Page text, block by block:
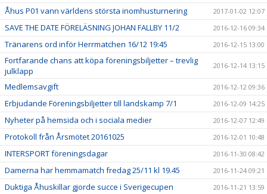
Åhus P01 vann världens största inomhusturnering 2017-01-02 12:07
SAVE THE DATE FÖRELÄSNING JOHAN FALLBY 11/2 2016-12-16 09:34
Tränarens ord inför Herrmatchen 16/12 19:45 2016-12-15 13:00
Fortfarande chans att köpa föreningsbiljetter – trevlig
julklapp
2016-12-14 13:15
Medlemsavgift 2016-12-12 09:36
Erbjudande Föreningsbiljetter till landskamp 7/1 2016-12-09 14:25
Nyheter på hemsida och i sociala medier 2016-12-07 12:49
Protokoll från Årsmötet 20161025 2016-12-01 10:48
INTERSPORT föreningsdagar 2016-11-30 08:42
Damerna har hemmamatch fredag 25/11 kl 19.45 2016-11-24 09:21
Duktiga Åhuskillar gjorde succe i Sverigecupen 2016-11-21 13:59